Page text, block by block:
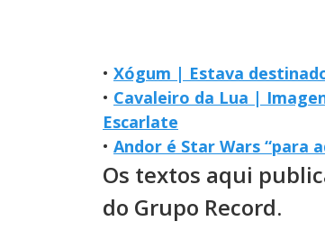
• Xógum | Estava
• Cavaleiro da Lua |
Escarlate
• Andor é Star Wars “para
Os textos aqui
do Grupo Record.